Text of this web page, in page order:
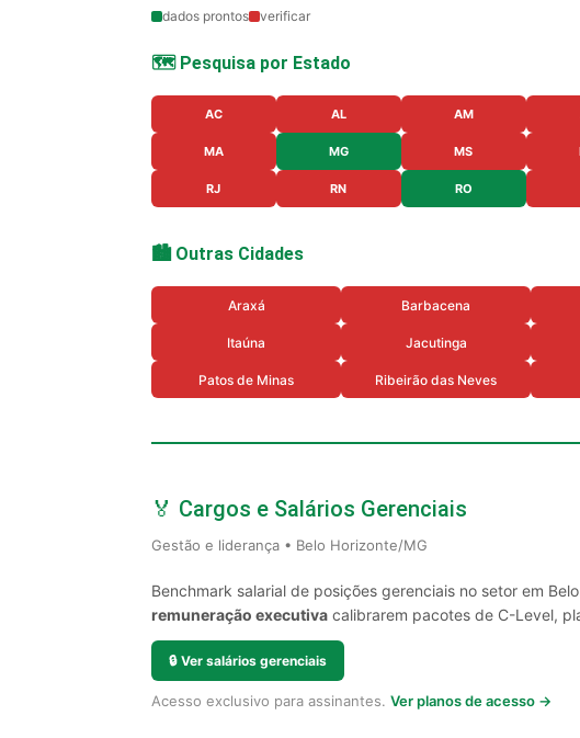
dados prontos verificar
🗺️ Pesquisa por Estado
AC AL AM
MA MG MS
RJ RN RO
🏙️ Outras Cidades
Araxá Barbacena
Itaúna Jacutinga
Patos de Minas Ribeirão das Neves
🏅 Cargos e Salários Gerenciais
Gestão e liderança • Belo Horizonte/MG
Benchmark salarial de posições gerenciais no setor em
remuneração executiva calibrarem pacotes de C-Level,
🔒 Ver salários gerenciais
Acesso exclusivo para assinantes. Ver planos de acesso →